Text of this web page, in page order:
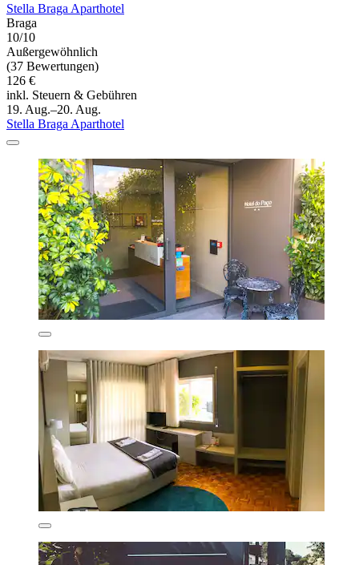
Stella Braga Aparthotel
Braga
10/10
Außergewöhnlich
(37 Bewertungen)
126 €
inkl. Steuern & Gebühren
19. Aug.–20. Aug.
Stella Braga Aparthotel